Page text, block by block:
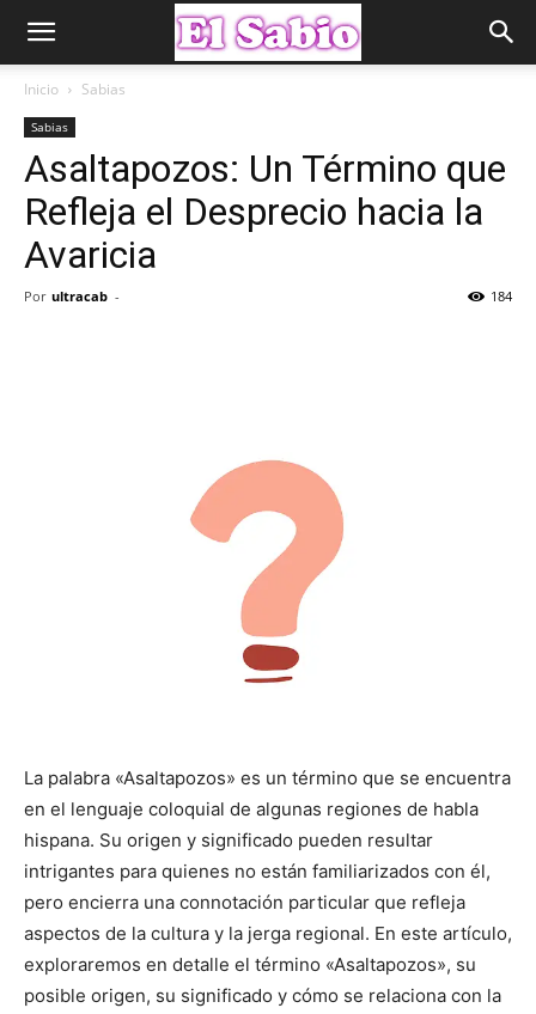
Inicio Sabias
Sabias
Asaltapozos: Un Término que
Refleja el Desprecio hacia la
Avaricia
Por ultracab - 184
La palabra «Asaltapozos» es un término que se encuentra
en el lenguaje coloquial de algunas regiones de habla
hispana. Su origen y significado pueden resultar
intrigantes para quienes no están familiarizados con él,
pero encierra una connotación particular que refleja
aspectos de la cultura y la jerga regional. En este artículo,
exploraremos en detalle el término «Asaltapozos», su
posible origen, su significado y cómo se relaciona con la